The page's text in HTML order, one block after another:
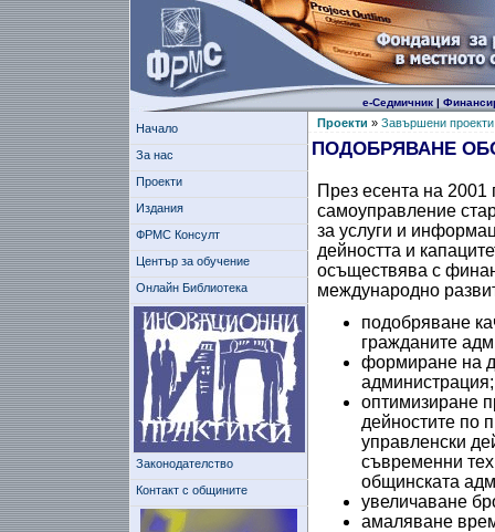
е-Седмичник|
Начало
За нас
Проекти
Издания
ФРМС Консулт
Център за обучение
Онлайн Библиотека
Законодателство
Контакт с общините
Проекти » Завършени проекти
ПОДОБРЯВАНЕ
През есента на
самоуправление
за услуги и
дейността и
осъществява с
международно
подобряване
гражданите
формиране на
администрация;
оптимизиране
дейностите по
управленски
съвременни
общинската
увеличаване
амаляване